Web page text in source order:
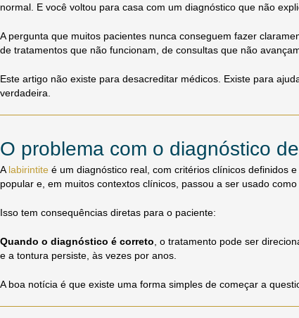
normal. E você voltou para casa com um diagnóstico que não
A pergunta que muitos pacientes nunca conseguem fazer
de tratamentos que não funcionam, de consultas que não
Este artigo não existe para desacreditar médicos. Existe para
verdadeira.
O problema com o diagnóstico
A labirintite é um diagnóstico real, com critérios clínicos definidos
popular e, em muitos contextos clínicos, passou a ser usado
Isso tem consequências diretas para o paciente:
Quando o diagnóstico é correto , o tratamento pode ser
e a tontura persiste, às vezes por anos.
A boa notícia é que existe uma forma simples de começar a